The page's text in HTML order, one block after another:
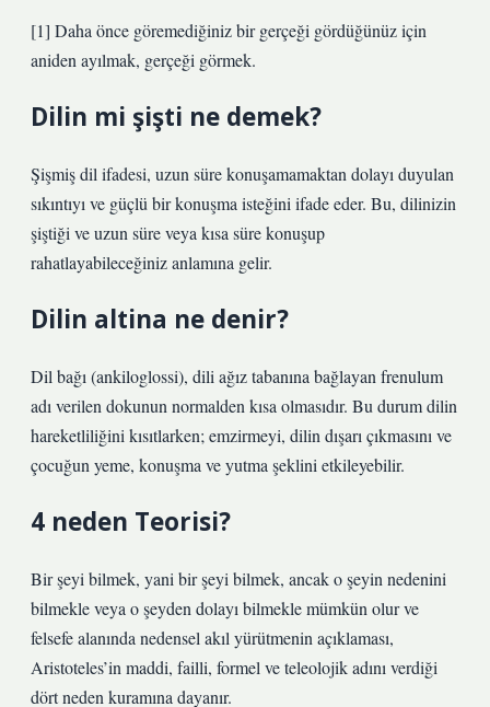
[1] Daha önce göremediğiniz bir gerçeği gördüğünüz için
aniden ayılmak, gerçeği görmek.
Dilin mi şişti ne demek?
Şişmiş dil ifadesi, uzun süre konuşamamaktan dolayı duyulan
sıkıntıyı ve güçlü bir konuşma isteğini ifade eder. Bu, dilinizin
şiştiği ve uzun süre veya kısa süre konuşup
rahatlayabileceğiniz anlamına gelir.
Dilin altina ne denir?
Dil bağı (ankiloglossi), dili ağız tabanına bağlayan frenulum
adı verilen dokunun normalden kısa olmasıdır. Bu durum dilin
hareketliliğini kısıtlarken; emzirmeyi, dilin dışarı çıkmasını ve
çocuğun yeme, konuşma ve yutma şeklini etkileyebilir.
4 neden Teorisi?
Bir şeyi bilmek, yani bir şeyi bilmek, ancak o şeyin nedenini
bilmekle veya o şeyden dolayı bilmekle mümkün olur ve
felsefe alanında nedensel akıl yürütmenin açıklaması,
Aristoteles’in maddi, failli, formel ve teleolojik adını verdiği
dört neden kuramına dayanır.